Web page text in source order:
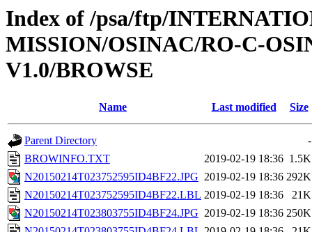
Index of /psa/ftp/
MISSION/OSINAC/RO-C-
V1.0/BROWSE
Name Last modified Size
Parent Directory
-
BROWINFO.TXT
2019-02-19 18:36 1.5K
N20150214T023752595ID4BF22.JPG 2019-02-19 18:36 292K
N20150214T023752595ID4BF22.LBL 2019-02-19 18:36
21K
N20150214T023803755ID4BF24.JPG 2019-02-19 18:36 250K